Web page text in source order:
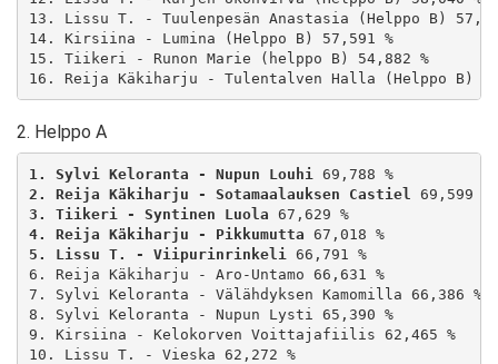
13. Lissu T. - Tuulenpesän Anastasia (Helppo B)
14. Kirsiina - Lumina (Helppo B) 57,591 %
15. Tiikeri - Runon Marie (helppo B) 54,882 %
16. Reija Käkiharju - Tulentalven Halla (Helppo B)
2. Helppo A
1. Sylvi Keloranta - Nupun Louhi
69,788 %
2. Reija Käkiharju - Sotamaalauksen Castiel
3. Tiikeri - Syntinen Luola
67,629 %
4. Reija Käkiharju - Pikkumutta
67,018 %
5. Lissu T. - Viipurinrinkeli
66,791 %
6. Reija Käkiharju - Aro-Untamo 66,631 %
7. Sylvi Keloranta - Välähdyksen Kamomilla 66,386 %
8. Sylvi Keloranta - Nupun Lysti 65,390 %
9. Kirsiina - Kelokorven Voittajafiilis 62,465 %
10. Lissu T. - Vieska 62,272 %